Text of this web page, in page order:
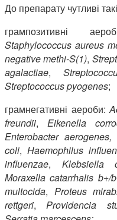
До препарату чутливі
грампозитивні
Staphylococcus aureus
negativemethi-S(1),
agalactiae,
Streptococcuspyogenes;
грамнегативні аероби:
freundii, Eikenella
Enterobacter aerogenes,
coli, Haemophilus
influenzae, Klebsiella
Moraxella catarrhalis b+/b
multocida, Proteus
rettgeri,Providencia